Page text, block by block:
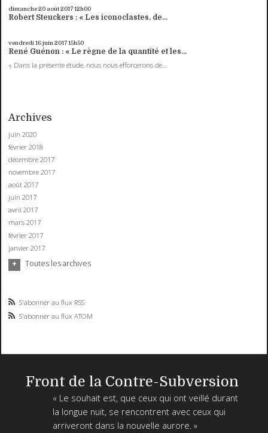
dimanche 20 août 201712h00
Robert Steuckers : « Les iconoclastes, de...
vendredi 16juin 201715h50
René Guénon : « Le règne de la quantité et les...
« Dans la présente étude, nous nous efforcerons de...
Archives
juin 2020
février 2018
décembre 2017
novembre 2017
août 2017
juin 2017
avril 2017
mars 2017
février 2017
janvier 2017
Toutes les archives
S'abonner au flux RSS
S'abonner au flux ATOM
Front de la Contre-Subversion
« Le souhait est, que ceux qui ont veillé durant
la longue nuit, se rencontrent avec ceux qui
arriveront dans la nouvelle aurore. »